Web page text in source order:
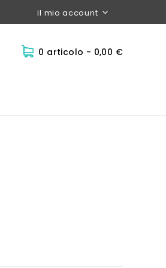
il mio account
0 articolo - 0,00 €